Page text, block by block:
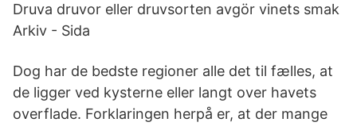
Druva druvor eller druvsorten avgör vinets smak
Arkiv - Sida
Dog har de bedste regioner alle det til fælles, at
de ligger ved kysterne eller langt over havets
overflade. Forklaringen herpå er, at der mange